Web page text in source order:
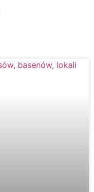
ALUMINIOWEJ
odprowadzania
!!